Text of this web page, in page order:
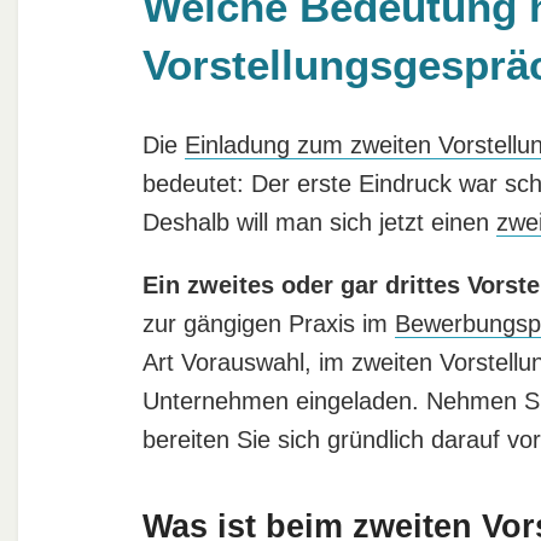
Die Einladung zum zweiten
bedeutet: Der erste Eindruck war
Deshalb will man sich jetzt einen
Ein zweites oder gar drittes
zur gängigen Praxis im
Art Vorauswahl, im zweiten
Unternehmen eingeladen. Nehmen
bereiten Sie sich gründlich darauf
Was ist beim zweiten